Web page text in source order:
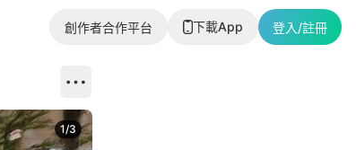
創作者合作平台 下載App 登入/註冊
1/3